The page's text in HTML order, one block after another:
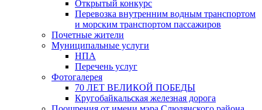
Открытый конкурс
Перевозка внутренним водным транспортом
и морским транспортом пассажиров
Почетные жители
Муниципальные услуги
НПА
Перечень услуг
Фотогалерея
70 ЛЕТ ВЕЛИКОЙ ПОБЕДЫ
Кругобайкальская железная дорога